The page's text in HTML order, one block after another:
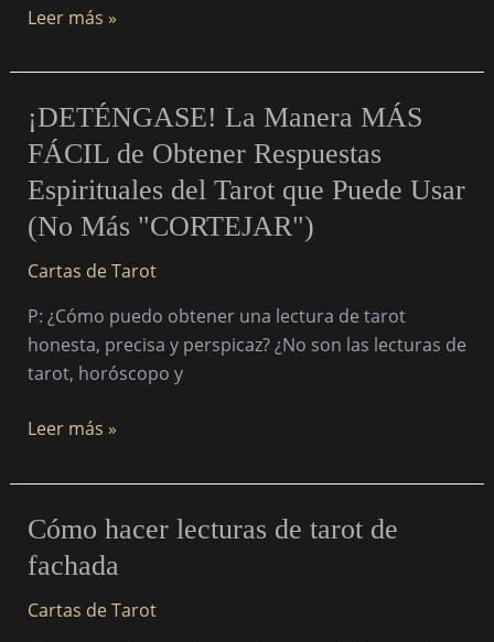
una
Tarot?
Leer más »
¡DETÉNGASE! La Manera MÁS
FÁCIL de Obtener Respuestas
Espirituales del Tarot que Puede Usar
(No Más "CORTEJAR")
Cartas de Tarot
P: ¿Cómo puedo obtener una lectura de tarot
honesta, precisa y perspicaz? ¿No son las lecturas de
tarot, horóscopo y
¡DETÉNGASE!
La
Manera
MÁS
FÁCIL
Obtener
Respuestas
Espirituales
del
que
Usar
(No
Más
"CORTEJAR")
Leer más »
Cómo hacer lecturas de tarot de
fachada
Cartas de Tarot
Cómo
hacer
lecturas
de